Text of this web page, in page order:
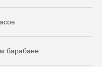
барабане